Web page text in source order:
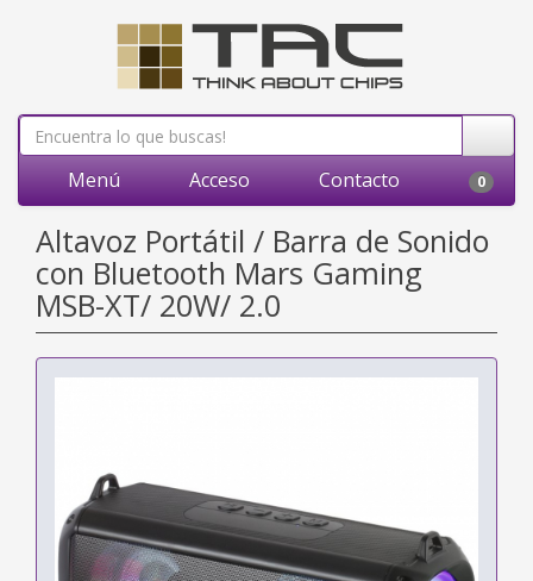
Menú Acceso Contacto 0
Altavoz Portátil / Barra de Sonido
con Bluetooth Mars Gaming
MSB-XT/ 20W/ 2.0